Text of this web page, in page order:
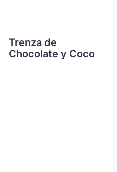
Trenza de
Chocolate y Coco